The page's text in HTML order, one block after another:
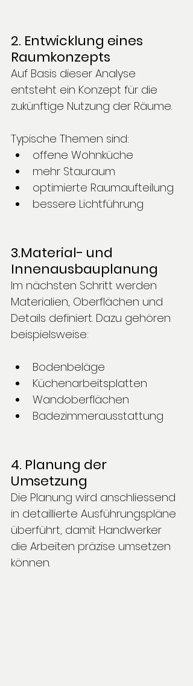
2. Entwicklung eines
Raumkonzepts
Auf Basis dieser Analyse
entsteht ein Konzept für die
zukünftige Nutzung der Räume.
Typische Themen sind:
offene Wohnküche
mehr Stauraum
optimierte Raumaufteilung
bessere Lichtführung
3.Material- und
Innenausbauplanung
Im nächsten Schritt werden
Materialien, Oberflächen und
Details definiert. Dazu gehören
beispielsweise:
Bodenbeläge
Küchenarbeitsplatten
Wandoberflächen
Badezimmerausstattung
4. Planung der
Umsetzung
Die Planung wird anschliessend
in detaillierte Ausführungspläne
überführt, damit Handwerker
die Arbeiten präzise umsetzen
können.